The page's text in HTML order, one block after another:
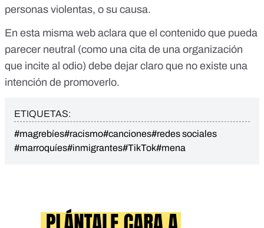
personas violentas, o su causa.
En esta misma web aclara que el contenido que pueda
parecer neutral (como una cita de una organización
que incite al odio) debe dejar claro que no existe una
intención de promoverlo.
ETIQUETAS:
#magrebíes#racismo#canciones#redes sociales
#marroquíes#inmigrantes#TikTok#mena